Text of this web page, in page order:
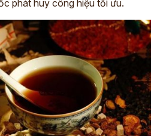
phát huy công hiệu tối ưu.